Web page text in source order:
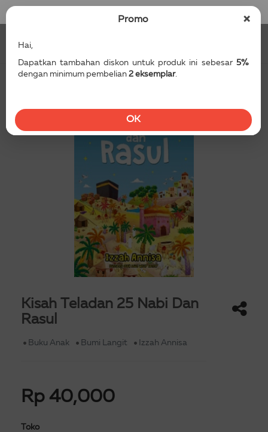
Kisah Teladan 25 Nabi Dan
Rasul
Buku Anak Bumi Langit Izzah Annisa
Rp 40,000
Toko
Promo ×
Hai,
Dapatkan tambahan diskon untuk produk ini sebesar 5%
dengan minimum pembelian 2 eksemplar.
OK